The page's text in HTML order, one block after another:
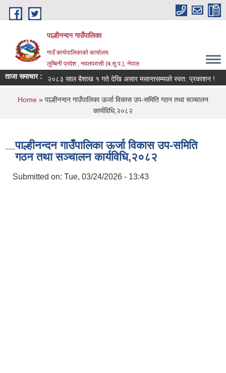
Skip to main content
पाल्हीनन्दन गाउँपालिका
गाउँ कार्यपालिकाको कार्यालय
लुम्बिनी प्रदेश , नवलपरासी (ब.सु.प.), नेपाल
ताजा समाचार :
सूचना । २०८३ साल बैशाख १ गते देखि असार मसान्तसम्मको स्वत: प्रकाशन !
You are here
Home » पाल्हीनन्दन गाउँपालिका ऊर्जा विकास उप-समिति गठन तथा सञ्चालन
कार्यविधि,२०८२
पाल्हीनन्दन गाउँपालिका ऊर्जा विकास उप-समिति
गठन तथा सञ्चालन कार्यविधि,२०८२
Submitted on: Tue, 03/24/2026 - 13:43